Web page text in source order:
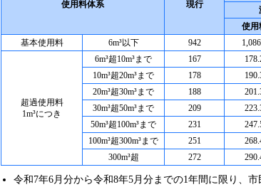
使用料体系 現行
使用
基本使用料
6m³以下 942
超過使用料
1m³につき
6m³超10m³まで 167
10m³超20m³まで
178
20m³超30m³まで
188
30m³超50m³まで
209
50m³超100m³まで
231
100m³超300m³まで
251
300m³超
272
令和7年6月分から令和8年5月分までの1年間に限り、